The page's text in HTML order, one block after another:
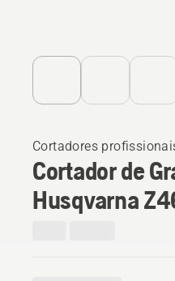
Cortadores
Cortador de
Husqvarna